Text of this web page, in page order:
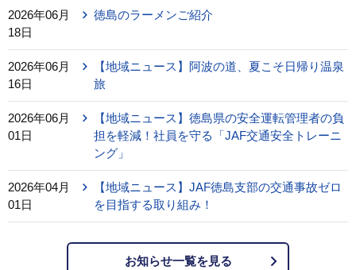
2026年06月
18日
徳島のラーメンご紹介
2026年06月
16日
【地域ニュース】阿波の道、夏こそ日帰り温泉
旅
2026年06月
01日
【地域ニュース】徳島県の安全運転管理者の負
担を軽減！社員を守る「JAF交通安全トレーニ
ング」
2026年04月
01日
【地域ニュース】JAF徳島支部の交通事故ゼロ
を目指する取り組み！
お知らせ一覧を見る